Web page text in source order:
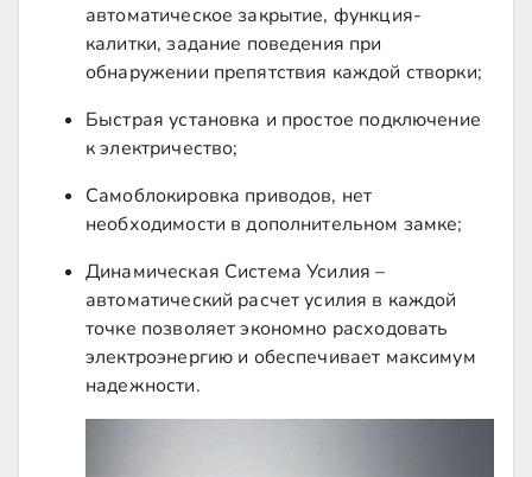
автоматическое закрытие, функция-
калитки, задание поведения при
обнаружении препятствия каждой створки;
Быстрая установка и простое подключение
к электричество;
Самоблокировка приводов, нет
необходимости в дополнительном замке;
Динамическая Система Усилия –
автоматический расчет усилия в каждой
точке позволяет экономно расходовать
электроэнергию и обеспечивает максимум
надежности.